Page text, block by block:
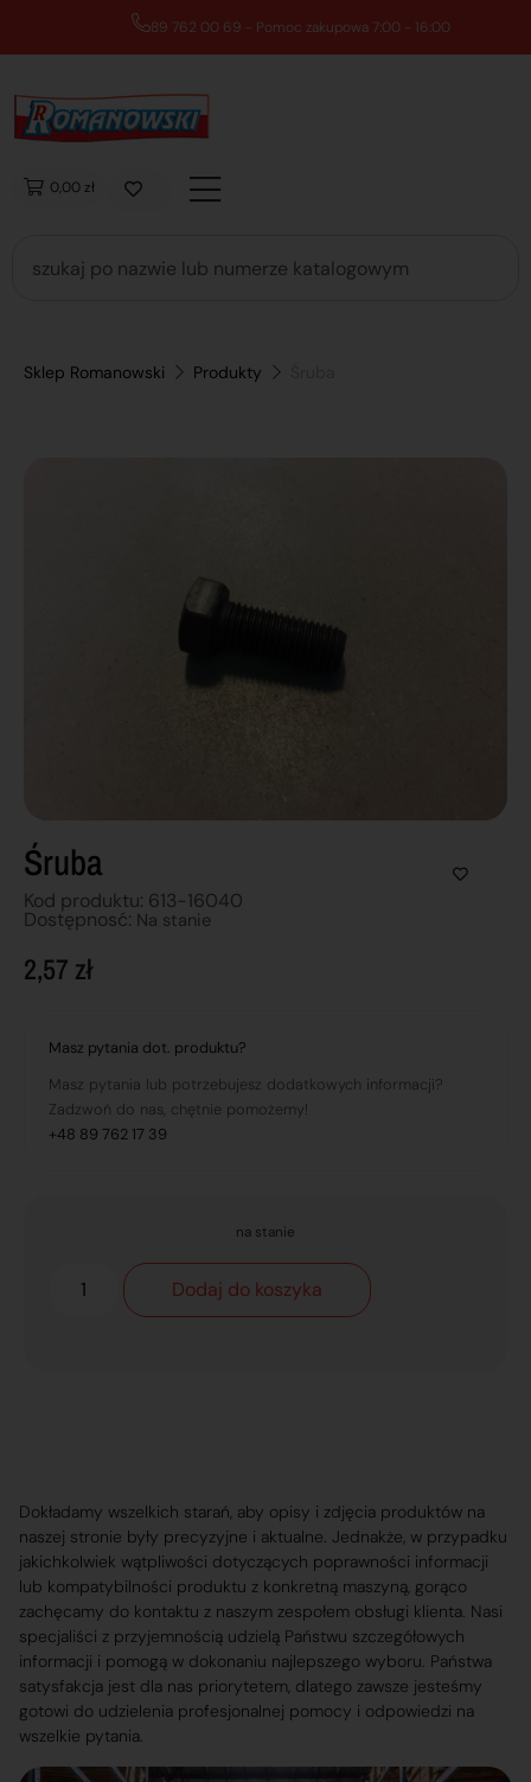
89 762 00 69 - Pomoc zakupowa 7:00 - 16:00
0,00 zł
Sklep Romanowski Produkty
Śruba
Kod produktu: 613-16040
Dostępnosć: Na stanie
2,57 zł
Masz pytania dot. produktu?
Masz pytania lub potrzebujesz dodatkowych informacji?
Zadzwoń do nas, chętnie pomożemy!
+48 89 762 17 39
na stanie
Dodaj do koszyka
Dokładamy wszelkich starań, aby opisy i zdjęcia produktów na
naszej stronie były precyzyjne i aktualne. Jednakże, w przypadku
jakichkolwiek wątpliwości dotyczących poprawności informacji
lub kompatybilności produktu z konkretną maszyną, gorąco
zachęcamy do kontaktu z naszym zespołem obsługi klienta. Nasi
specjaliści z przyjemnością udzielą Państwu szczegółowych
informacji i pomogą w dokonaniu najlepszego wyboru. Państwa
satysfakcja jest dla nas priorytetem, dlatego zawsze jesteśmy
gotowi do udzielenia profesjonalnej pomocy i odpowiedzi na
wszelkie pytania.